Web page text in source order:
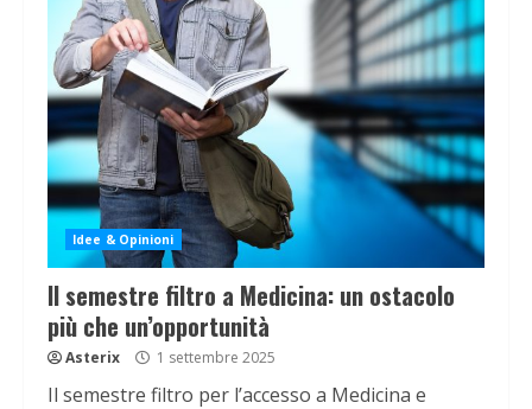
Idee & Opinioni
Il semestre filtro a Medicina: un ostacolo
più che un’opportunità
Asterix 1 settembre 2025
Il semestre filtro per l’accesso a Medicina e